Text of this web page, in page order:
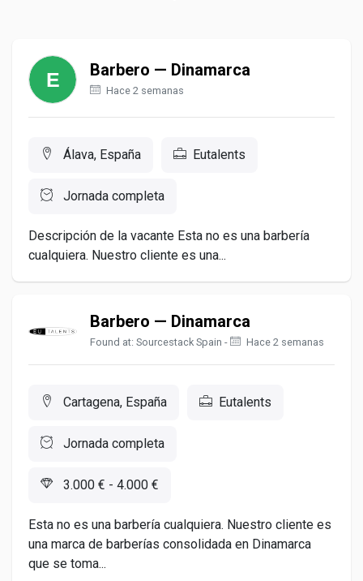
Barbero — Dinamarca
Hace 2 semanas
Álava, España Eutalents
Jornada completa
Descripción de la vacante Esta no es una barbería
cualquiera. Nuestro cliente es una...
Barbero — Dinamarca
Found at: Sourcestack Spain - Hace 2 semanas
Cartagena, España Eutalents
Jornada completa
3.000 € - 4.000 €
Esta no es una barbería cualquiera. Nuestro cliente es
una marca de barberías consolidada en Dinamarca
que se toma...